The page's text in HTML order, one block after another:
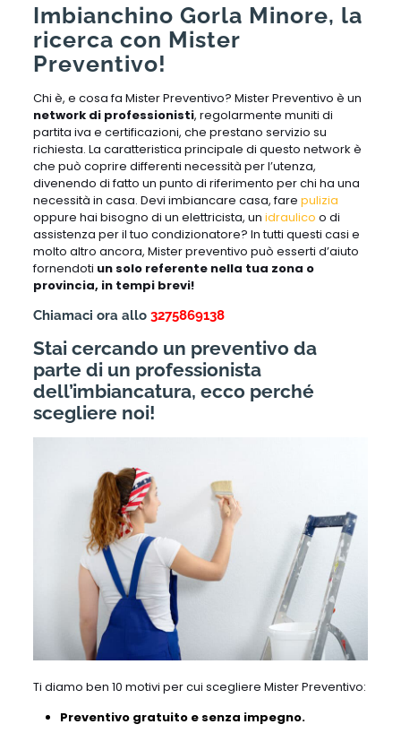
Imbianchino Gorla Minore, la
ricerca con Mister
Preventivo!
Chi è, e cosa fa Mister Preventivo? Mister Preventivo è un
network di professionisti, regolarmente muniti di
partita iva e certificazioni, che prestano servizio su
richiesta. La caratteristica principale di questo network è
che può coprire differenti necessità per l’utenza,
divenendo di fatto un punto di riferimento per chi ha una
necessità in casa. Devi imbiancare casa, fare pulizia
oppure hai bisogno di un elettricista, un idraulico o di
assistenza per il tuo condizionatore? In tutti questi casi e
molto altro ancora, Mister preventivo può esserti d’aiuto
fornendoti un solo referente nella tua zona o
provincia, in tempi brevi!
Chiamaci ora allo 3275869138
Stai cercando un preventivo da
parte di un professionista
dell’imbiancatura, ecco perché
scegliere noi!
Ti diamo ben 10 motivi per cui scegliere Mister Preventivo:
Preventivo gratuito e senza impegno.